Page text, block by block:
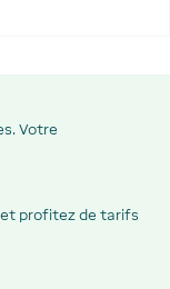
Votre
profitez de tarifs